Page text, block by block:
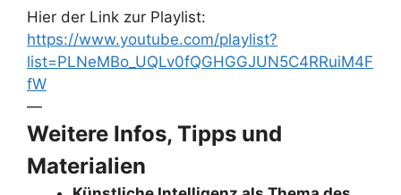
Hier der Link zur Playlist:
https://www.youtube.com/playlist?
list=PLNeMBo_UQLv0fQGHGGJUN5C4RRuiM4F
fW
—
Weitere Infos, Tipps und
Materialien